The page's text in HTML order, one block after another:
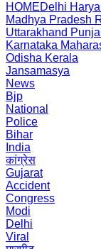
HOMEDelhi
Madhya Pradesh
Uttarakhand
Karnataka
Odisha Kerala
Jansamasya
News
Bjp
National
Police
Bihar
India
कांग्रेस
Gujarat
Accident
Congress
Modi
Delhi
Viral